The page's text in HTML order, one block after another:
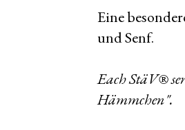
Eine
und Senf.
Each StäV®
Hämmchen".